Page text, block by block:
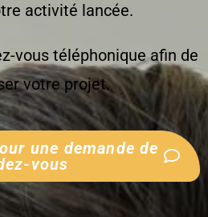
activité lancée.
vous téléphonique afin de
votre projet.
une demande de
vous